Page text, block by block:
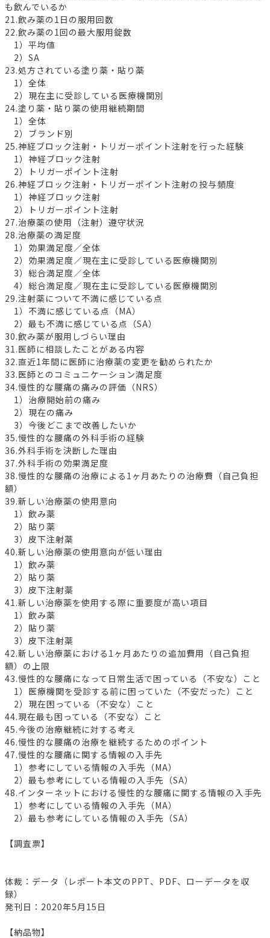
も飲んでいるか
21.飲み薬の1日の服用回数
22.飲み薬の1回の最大服用錠数
1）平均値
2）SA
23.処方されている塗り薬・貼り薬
1）全体
2）現在主に受診している医療機関別
24.塗り薬・貼り薬の使用継続期間
1）全体
2）ブランド別
25.神経ブロック注射・トリガーポイント注射を行った経験
1）神経ブロック注射
2）トリガーポイント注射
26.神経ブロック注射・トリガーポイント注射の投与頻度
1）神経ブロック注射
2）トリガーポイント注射
27.治療薬の使用（注射）遵守状況
28.治療薬の満足度
1）効果満足度／全体
2）効果満足度／現在主に受診している医療機関別
3）総合満足度／全体
4）総合満足度／現在主に受診している医療機関別
29.注射薬について不満に感じている点
1）不満に感じている点（MA）
2）最も不満に感じている点（SA）
30.飲み薬が服用しづらい理由
31.医師に相談したことがある内容
32.直近1年間に医師に治療薬の変更を勧められたか
33.医師とのコミュニケーション満足度
34.慢性的な腰痛の痛みの評価（NRS）
1）治療開始前の痛み
2）現在の痛み
3）今後どこまで改善したいか
35.慢性的な腰痛の外科手術の経験
36.外科手術を決断した理由
37.外科手術の効果満足度
38.慢性的な腰痛の治療による1ヶ月あたりの治療費（自己負担
額）
39.新しい治療薬の使用意向
1）飲み薬
2）貼り薬
3）皮下注射薬
40.新しい治療薬の使用意向が低い理由
1）飲み薬
2）貼り薬
3）皮下注射薬
41.新しい治療薬を使用する際に重要度が高い項目
1）飲み薬
2）貼り薬
3）皮下注射薬
42.新しい治療薬における1ヶ月あたりの追加費用（自己負担
額）の上限
43.慢性的な腰痛になって日常生活で困っている（不安な）こと
1）医療機関を受診する前に困っていた（不安だった）こと
2）現在困っている（不安な）こと
44.現在最も困っている（不安な）こと
45.今後の治療継続に対する考え
46.慢性的な腰痛の治療を継続するためのポイント
47.慢性的な腰痛に関する情報の入手先
1）参考にしている情報の入手先（MA）
2）最も参考にしている情報の入手先（SA）
48.インターネットにおける慢性的な腰痛に関する情報の入手先
1）参考にしている情報の入手先（MA）
2）最も参考にしている情報の入手先（SA）
【調査票】
体裁：データ（レポート本文のPPT、PDF、ローデータを収
録）
発刊日：2020年5月15日
【納品物】